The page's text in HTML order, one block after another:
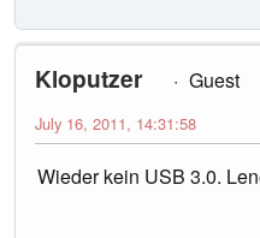
Kloputzer
Guest
July 16, 2011, 14:31:58
Wieder kein USB 3.0.